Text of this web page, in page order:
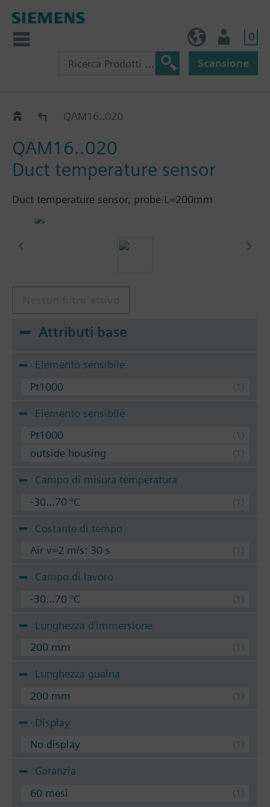
0
Scansione
Sonde da canale QAM.. / FK-TP..
QAM16..020
QAM16..020
Duct temperature sensor
Duct temperature sensor, probe L=200mm
Attributi base
Elemento sensibile
Pt1000
Elemento sensibile
Pt1000
outside housing
Campo di misura temperatura
-30...70 °C
Costante di tempo
Air v=2 m/s: 30 s
Campo di lavoro
-30...70 °C
Lunghezza d'immersione
200 mm
Lunghezza guaina
200 mm
Display
No display
Garanzia
60 mesi